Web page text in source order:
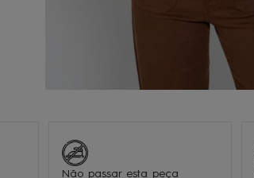
Não passar esta peça